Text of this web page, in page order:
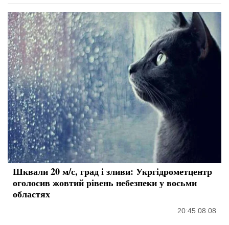
Шквали 20 м/с, град і зливи: Укргідрометцентр
оголосив жовтий рівень небезпеки у восьми
областях
20:45 08.08